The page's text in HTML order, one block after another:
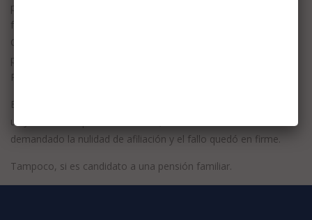
para que sea procedente el traslado debe solicitar tanto al
fondo de pensiones al que se encuentra afiliado como a
Colpensiones, la
podrá iniciar el trámite de traslado a Colpensiones o al Fondo
Privado.
Excepcionalmente no debe cumplir los anteriores requisitos, si
un Juez de la República lo ordena, como consecuencia de haber
demandado la nulidad de afiliación y el fallo quedó en firme.
Tampoco, si es candidato a una pensión familiar.